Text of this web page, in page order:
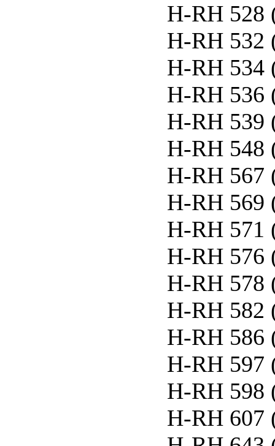
H-RH 528
H-RH 532
H-RH 534
H-RH 536
H-RH 539
H-RH 548
H-RH 567
H-RH 569
H-RH 571
H-RH 576
H-RH 578
H-RH 582
H-RH 586
H-RH 597
H-RH 598
H-RH 607